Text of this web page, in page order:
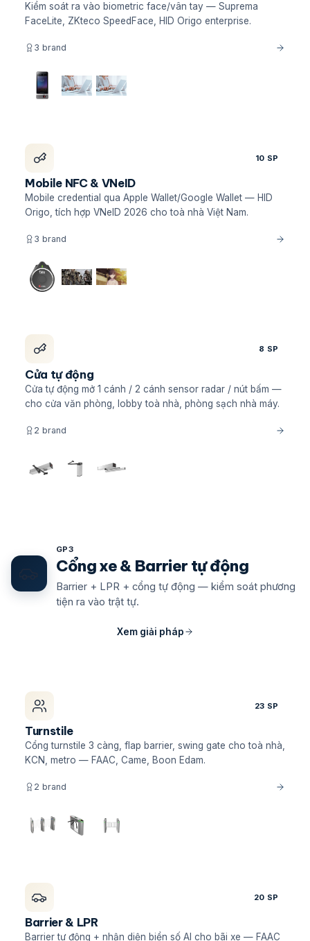
Kiểm soát ra vào biometric face/vân tay — Suprema
FaceLite, ZKteco SpeedFace, HID Origo enterprise.
3 brand
10 SP
Mobile NFC & VNeID
Mobile credential qua Apple Wallet/Google Wallet — HID
Origo, tích hợp VNeID 2026 cho toà nhà Việt Nam.
3 brand
8 SP
Cửa tự động
Cửa tự động mở 1 cánh / 2 cánh sensor radar / nút bấm —
cho cửa văn phòng, lobby toà nhà, phòng sạch nhà máy.
2 brand
GP3
Cổng xe & Barrier tự động
Barrier + LPR + cổng tự động — kiểm soát phương
tiện ra vào trật tự.
Xem giải pháp
23 SP
Turnstile
Cổng turnstile 3 càng, flap barrier, swing gate cho toà nhà,
KCN, metro — FAAC, Came, Boon Edam.
2 brand
20 SP
Barrier & LPR
Barrier tự động + nhận diện biển số AI cho bãi xe — FAAC